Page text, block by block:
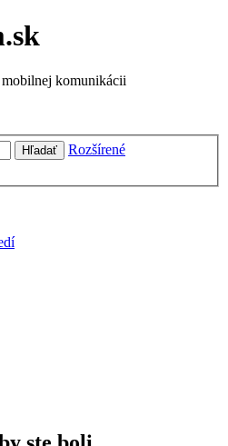
komunikácii
Hľadať
Rozšírené